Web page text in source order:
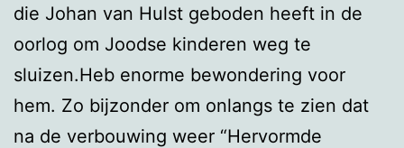
die Johan van Hulst geboden heeft in de
oorlog om Joodse kinderen weg te
sluizen.Heb enorme bewondering voor
hem. Zo bijzonder om onlangs te zien dat
na de verbouwing weer “Hervormde